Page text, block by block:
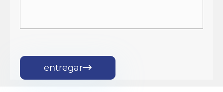
entregar